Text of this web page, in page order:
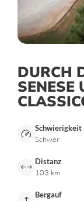
DURCH
SENESE
Schwierigkeit
Schwer
Distanz
103 km
Bergauf